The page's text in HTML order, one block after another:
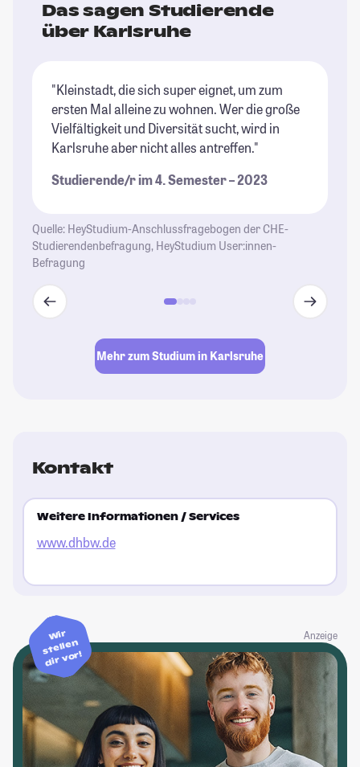
Das sagen Studierende
über Karlsruhe
"Kleinstadt, die sich super eignet, um zum
ersten Mal alleine zu wohnen. Wer die große
Vielfältigkeit und Diversität sucht, wird in
Karlsruhe aber nicht alles antreffen."
Studierende/r im 4. Semester – 2023
Quelle: HeyStudium-Anschlussfragebogen der CHE-
Studierendenbefragung, HeyStudium User:innen-
Befragung
Mehr zum Studium in Karlsruhe
Kontakt
Weitere Informationen / Services
www.dhbw.de
Anzeige
Wir
stellen
dir vor!